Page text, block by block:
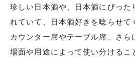
珍しい日本酒や、日本酒にぴった
れていて、日本酒好きを唸らせて
カウンター席やテーブル席、さら
場面や用途によって使い分けるこ